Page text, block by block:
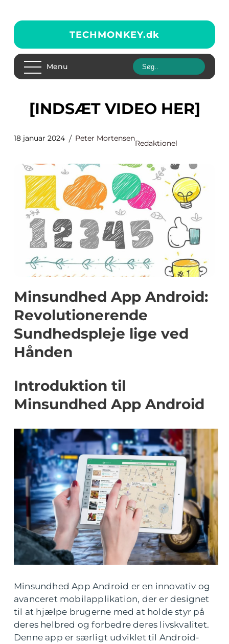
TECHMONKEY.dk
Menu
[INDSÆT VIDEO HER]
18 januar 2024 Peter Mortensen
Redaktionel
Minsundhed App Android:
Revolutionerende
Sundhedspleje lige ved
Hånden
Introduktion til
Minsundhed App Android
Minsundhed App Android er en innovativ og
avanceret mobilapplikation, der er designet
til at hjælpe brugerne med at holde styr på
deres helbred og forbedre deres livskvalitet.
Denne app er særligt udviklet til Android-